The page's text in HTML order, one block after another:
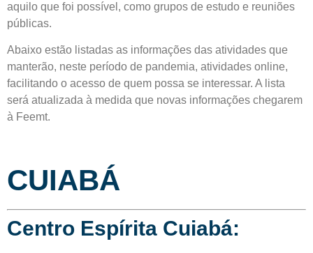
aquilo que foi possível, como grupos de estudo e reuniões
públicas.
Abaixo estão listadas as informações das atividades que
manterão, neste período de pandemia, atividades online,
facilitando o acesso de quem possa se interessar. A lista
será atualizada à medida que novas informações chegarem
à Feemt.
CUIABÁ
Centro Espírita Cuiabá: